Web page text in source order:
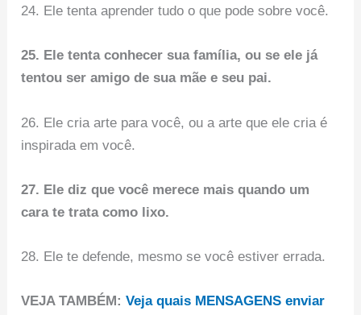
24. Ele tenta aprender tudo o que pode sobre você.
25. Ele tenta conhecer sua família, ou se ele já
tentou ser amigo de sua mãe e seu pai.
26. Ele cria arte para você, ou a arte que ele cria é
inspirada em você.
27. Ele diz que você merece mais quando um
cara te trata como lixo.
28. Ele te defende, mesmo se você estiver errada.
VEJA TAMBÉM: Veja quais MENSAGENS enviar